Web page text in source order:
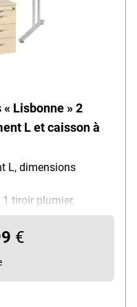
Lisbonne » 2
L et caisson à
L, dimensions
tiroir plumier,
(L/P/H) :
€